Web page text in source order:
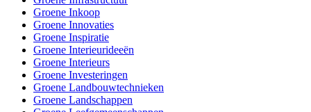
Groene Inkoop
Groene Innovaties
Groene Inspiratie
Groene Interieurideeën
Groene Interieurs
Groene Investeringen
Groene Landbouwtechnieken
Groene Landschappen